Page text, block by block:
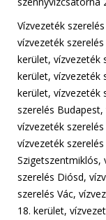
Vízvezeték
vízvezeték
kerület, vízvezeték
kerület, vízvezeték
kerület, vízvezeték
szerelés
vízvezeték
vízvezeték
Szigetszentmiklós,
szerelés Diósd,
szerelés Vác,
18. kerület,